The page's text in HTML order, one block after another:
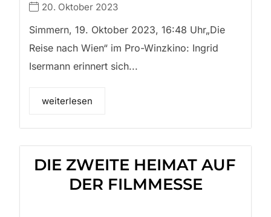
20. Oktober 2023
Simmern, 19. Oktober 2023, 16:48 Uhr„Die
Reise nach Wien“ im Pro-Winzkino: Ingrid
Isermann erinnert sich...
weiterlesen
DIE ZWEITE HEIMAT AUF
DER FILMMESSE